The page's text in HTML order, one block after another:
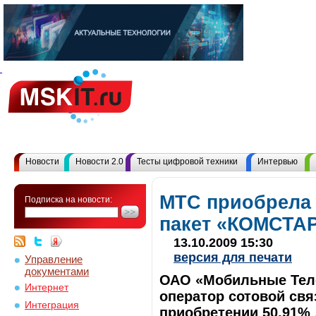
Новости Новости 2.0 Тесты цифровой техники Интервью
Подписка на новости:
Управление
документами
Интернет
Интеграция
МТС приобрела
пакет
13.10.2009 15:30
версия для печати
ОАО «Мобильные
оператор сотовой
приобретении